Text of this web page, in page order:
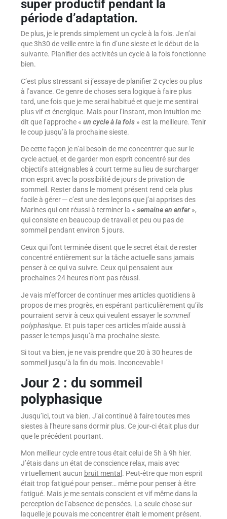
super productif pendant la
période d’adaptation.
De plus, je le prends simplement un cycle à la fois. Je n’ai
que 3h30 de veille entre la fin d’une sieste et le début de la
suivante. Planifier des activités un cycle à la fois fonctionne
bien.
C’est plus stressant si j’essaye de planifier 2 cycles ou plus
à l’avance. Ce genre de choses sera logique à faire plus
tard, une fois que je me serai habitué et que je me sentirai
plus vif et énergique. Mais pour l’instant, mon intuition me
dit que l’approche « un cycle à la fois» est la meilleure. Tenir
le coup jusqu’à la prochaine sieste.
De cette façon je n’ai besoin de me concentrer que sur le
cycle actuel, et de garder mon esprit concentré sur des
objectifs atteignables à court terme au lieu de surcharger
mon esprit avec la possibilité de jours de privation de
sommeil. Rester dans le moment présent rend cela plus
facile à gérer ─ c’est une des leçons que j’ai apprises des
Marines qui ont réussi à terminer la « semaine en enfer»,
qui consiste en beaucoup de travail et peu ou pas de
sommeil pendant environ 5 jours.
Ceux qui l’ont terminée disent que le secret était de rester
concentré entièrement sur la tâche actuelle sans jamais
penser à ce qui va suivre. Ceux qui pensaient aux
prochaines 24 heures n’ont pas réussi.
Je vais m’efforcer de continuer mes articles quotidiens à
propos de mes progrès, en espérant particulièrement qu’ils
pourraient servir à ceux qui veulent essayer lesommeil
polyphasique. Et puis taper ces articles m’aide aussi à
passer le temps jusqu’à ma prochaine sieste.
Si tout va bien, je ne vais prendre que 20 à 30 heures de
sommeil jusqu’à la fin du mois. Inconcevable !
Jour 2 : du sommeil
polyphasique
Jusqu’ici, tout va bien. J’ai continué à faire toutes mes
siestes à l’heure sans dormir plus. Ce jour-ci était plus dur
que le précédent pourtant.
Mon meilleur cycle entre tous était celui de 5h à 9h hier.
J’étais dans un état de conscience relax, mais avec
virtuellement aucun bruit mental . Peut-être que mon esprit
était trop fatigué pour penser… même pour penser à être
fatigué. Mais je me sentais conscient et vif même dans la
perception de l’absence de pensées. La seule chose sur
laquelle je pouvais me concentrer était le moment présent.